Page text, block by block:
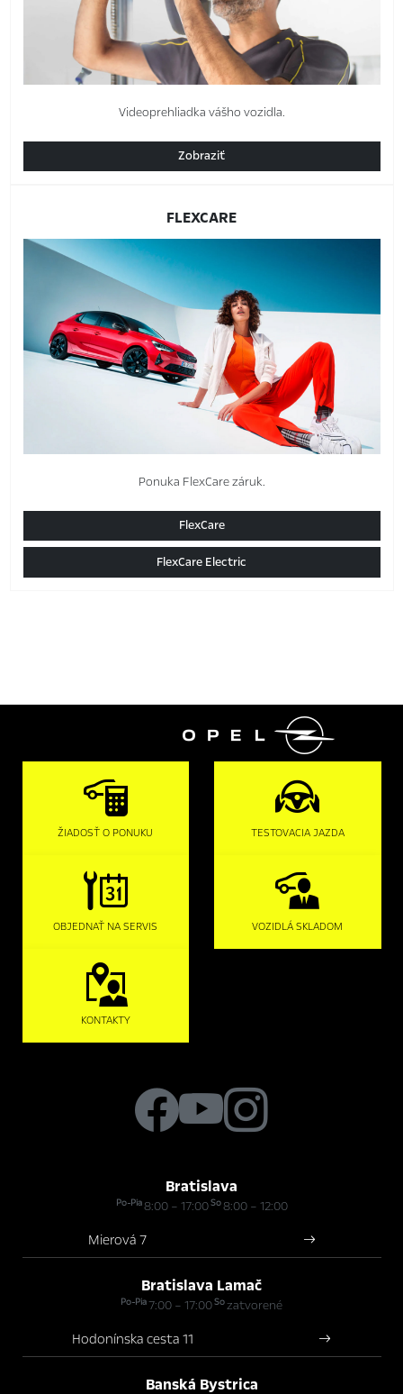
Videoprehliadka vášho vozidla.
Zobraziť
FLEXCARE
Ponuka FlexCare záruk.
FlexCare
FlexCare Electric

ŽIADOSŤ O PONUKU TESTOVACIA JAZDA
OBJEDNAŤ NA SERVIS VOZIDLÁ SKLADOM
KONTAKTY
Bratislava
Po-Pia8:00 – 17:00So8:00 – 12:00
Mierová 7
Bratislava Lamač
Po-Pia7:00 – 17:00Sozatvorené
Hodonínska cesta 11
Banská Bystrica